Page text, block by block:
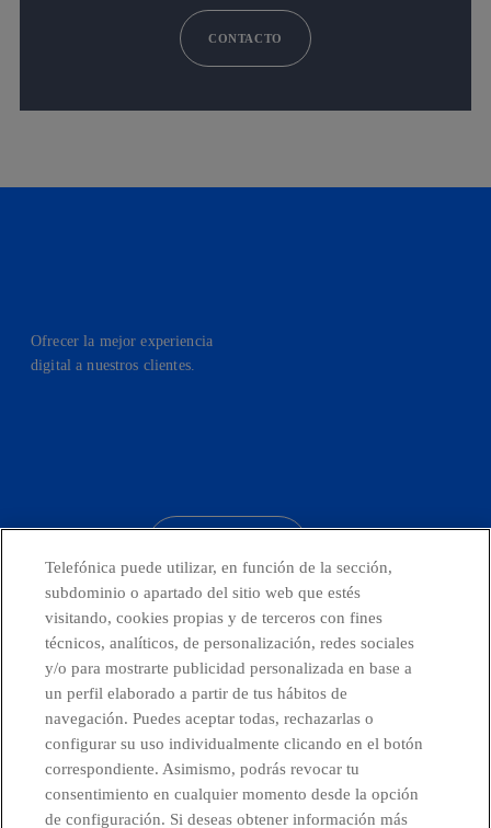
CONTACTO
Ofrecer la mejor experiencia
digital a nuestros clientes.
Países y Unidades emergentes
Canal de Denuncias
Centro Global Transparencia
Telefónica puede utilizar, en función de la sección,
subdominio o apartado del sitio web que estés
visitando, cookies propias y de terceros con fines
técnicos, analíticos, de personalización, redes sociales
y/o para mostrarte publicidad personalizada en base a
un perfil elaborado a partir de tus hábitos de
navegación. Puedes aceptar todas, rechazarlas o
configurar su uso individualmente clicando en el botón
correspondiente. Asimismo, podrás revocar tu
consentimiento en cualquier momento desde la opción
de configuración. Si deseas obtener información más